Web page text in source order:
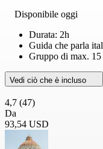
Disponibile oggi
Durata: 2h
Guida che parla
Gruppo di max. 15
Vedi ciò che è incluso
4,7 (47)
Da
93,54 USD